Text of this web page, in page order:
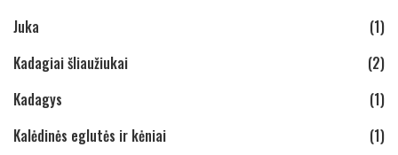
Juka
(1)
Kadagiai šliaužiukai
(2)
Kadagys
(1)
Kalėdinės eglutės ir kėniai
(1)